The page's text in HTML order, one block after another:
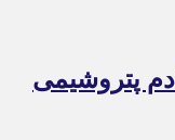
پتروشیمی